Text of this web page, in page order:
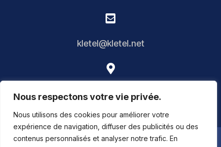
Nous respectons votre vie privée.
Nous utilisons des cookies pour améliorer votre
expérience de navigation, diffuser des publicités ou des
contenus personnalisés et analyser notre trafic. En

kletel@kletel.net

Immeuble Néo, 106 Bd René Cassin, 06200 Nice,
France
Copyright ©2023 –KLETEL MULTIMEDIA – Mentions